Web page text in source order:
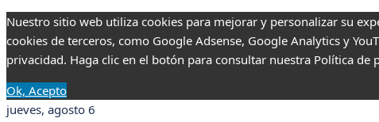
Nuestro sitio web utiliza cookies para mejorar y personalizar su
cookies de terceros, como Google Adsense, Google Analytics y
privacidad. Haga clic en el botón para consultar nuestra Política de
Ok, Acepto
jueves, agosto 6